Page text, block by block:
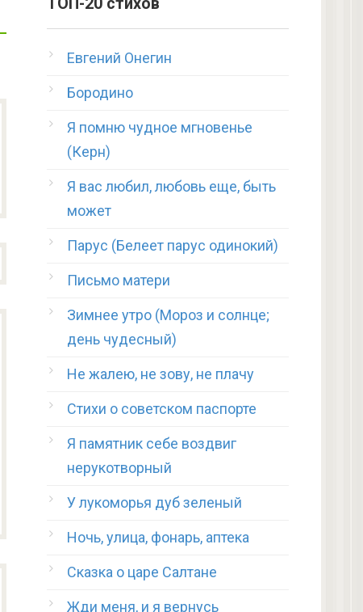
Евгений Онегин
Бородино
Я помню чудное мгновенье
(Керн)
Я вас любил, любовь еще, быть
может
Парус (Белеет парус одинокий)
Письмо матери
Зимнее утро (Мороз и солнце;
день чудесный)
Не жалею, не зову, не плачу
Стихи о советском паспорте
Я памятник себе воздвиг
нерукотворный
У лукоморья дуб зеленый
Ночь, улица, фонарь, аптека
Сказка о царе Салтане
Жди меня, и я вернусь